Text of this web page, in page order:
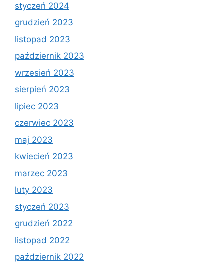
styczeń 2024
grudzień 2023
listopad 2023
październik 2023
wrzesień 2023
sierpień 2023
lipiec 2023
czerwiec 2023
maj 2023
kwiecień 2023
marzec 2023
luty 2023
styczeń 2023
grudzień 2022
listopad 2022
październik 2022